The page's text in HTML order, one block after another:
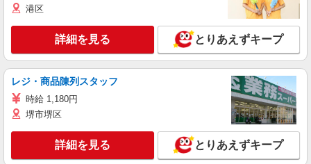
港区
詳細を見る とりあえずキープ
レジ・商品陳列スタッフ
時給 1,180円
堺市堺区
詳細を見る とりあえずキープ